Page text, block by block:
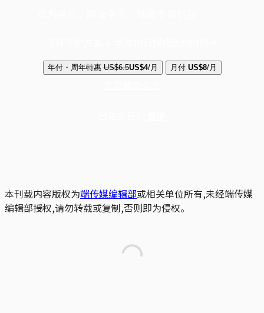
年付・周年特惠 US$6.5US$4/月 月付 US$8/月
本刊载内容版权为端传媒编辑部或相关单位所有,未经端传媒
编辑部授权,请勿转载或复制,否则即为侵权。